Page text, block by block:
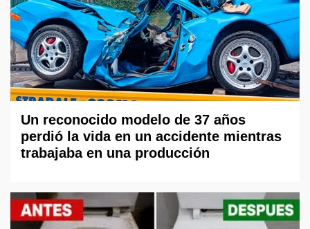
Un reconocido modelo de 37 años
perdió la vida en un accidente mientras
trabajaba en una producción